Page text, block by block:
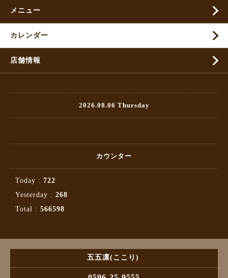
メニュー
カレンダー
店舗情報
2026.08.06 Thursday
カウンター
Today : 722
Yesterday : 268
Total : 566598
五五凛(ここり)